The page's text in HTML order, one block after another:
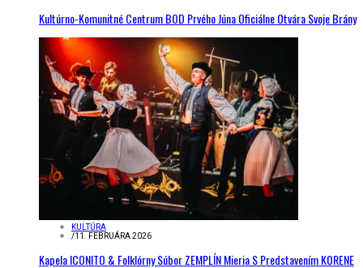
Kultúrno-Komunitné Centrum BOD Prvého Júna Oficiálne Otvára Svoje Brány
KULTÚRA
/11. FEBRUÁRA 2026
Kapela ICONITO & Folklórny Súbor ZEMPLÍN Mieria S Predstavením KORENE